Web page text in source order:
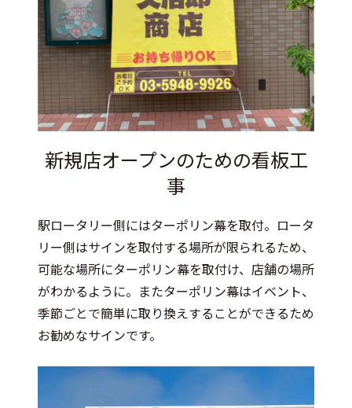
新規店オープンのための看板工
事
駅ロータリー側にはターポリン幕を取付。ロータ
リー側はサインを取付する場所が限られるため、
可能な場所にターポリン幕を取付け、店舗の場所
がわかるように。またターポリン幕はイベント、
季節ごとで簡単に取り換えすることができるため
お勧めなサインです。